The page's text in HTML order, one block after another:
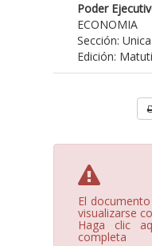
Poder
ECONOMIA
Sección: Unica
Edición:
El
visualizarse
Haga clic
completa